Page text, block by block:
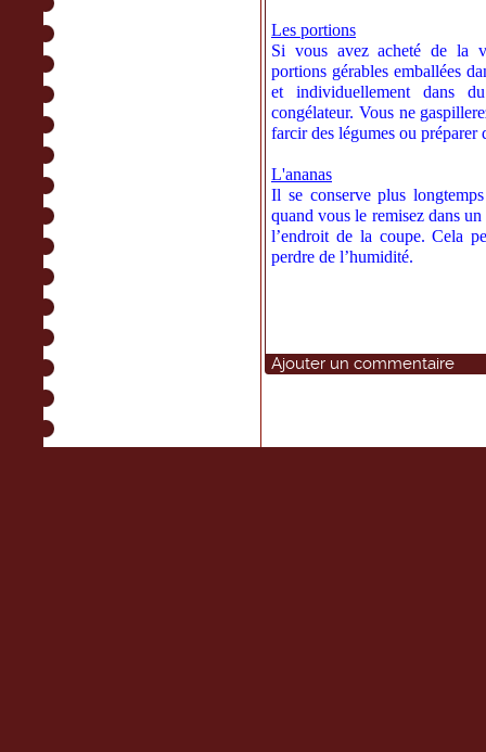
Les portions
Si vous avez acheté de la
portions gérables emballées
et individuellement dans
congélateur. Vous ne
farcir des légumes ou préparer
L'ananas
Il se conserve plus
quand vous le remisez dans
l’endroit de la coupe. Cela
perdre de l’humidité.
Ajouter un commentaire